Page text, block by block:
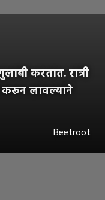
करतात. रात्री
करून लावल्याने
Beetroot